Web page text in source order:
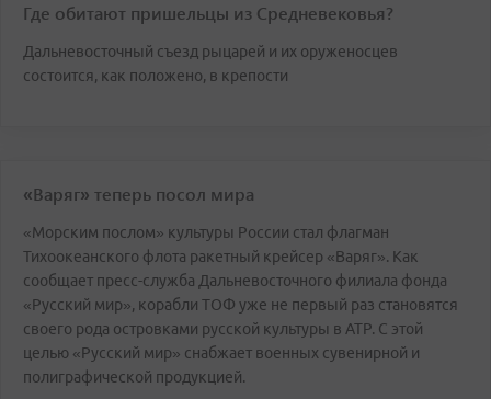
Где обитают пришельцы из Средневековья?
Дальневосточный съезд рыцарей и их оруженосцев
состоится, как положено, в крепости
«Варяг» теперь посол мира
«Морским послом» культуры России стал флагман
Тихоокеанского флота ракетный крейсер «Варяг». Как
сообщает пресс-служба Дальневосточного филиала фонда
«Русский мир», корабли ТОФ уже не первый раз становятся
своего рода островками русской культуры в АТР. С этой
целью «Русский мир» снабжает военных сувенирной и
полиграфической продукцией.